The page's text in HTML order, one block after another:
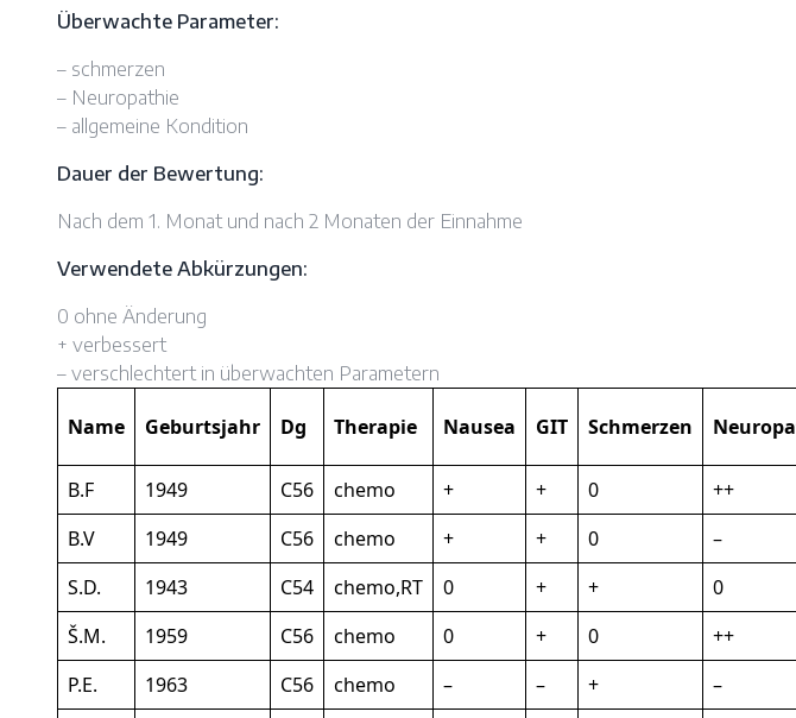
Überwachte Parameter:
– schmerzen
– Neuropathie
– allgemeine Kondition
Dauer der Bewertung:
Nach dem 1. Monat und nach 2 Monaten der Einnahme
Verwendete Abkürzungen:
0 ohne Änderung
+ verbessert
– verschlechtert in überwachten Parametern
Name Geburtsjahr Dg Therapie Nausea GIT Schmerzen
B.F
1949 C56 chemo + + 0 ++
B.V
1949 C56 chemo + + 0 –
S.D.
1943 C54 chemo,RT 0 + + 0
Š.M.
1959 C56 chemo 0 + 0 ++
P.E.
1963 C56 chemo – – + –